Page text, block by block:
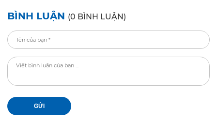
BÌNH LUẬN (0 BÌNH LUẬN)
GỬI